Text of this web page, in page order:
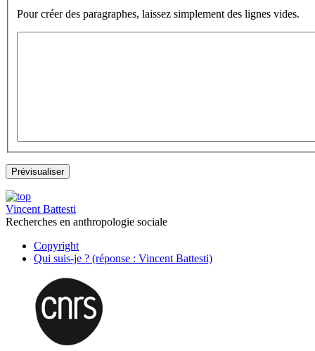
Pour créer des paragraphes, laissez simplement des lignes vides.
Vincent Battesti
Recherches en anthropologie sociale
Copyright
Qui suis-je ? (réponse : Vincent Battesti)